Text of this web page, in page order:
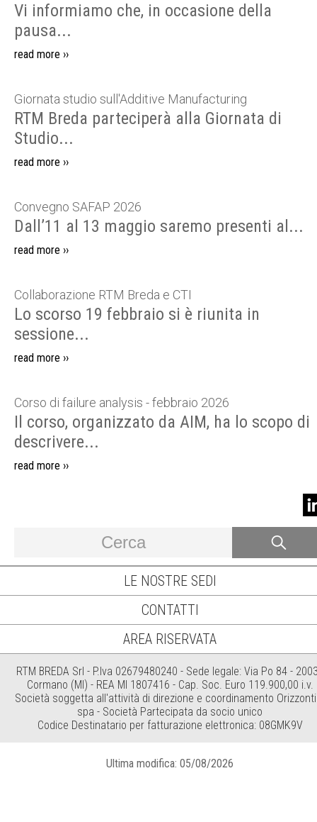
Vi informiamo che, in occasione della
pausa...
read more ››
Giornata studio sull'Additive Manufacturing
RTM Breda parteciperà alla Giornata di
Studio...
read more ››
Convegno SAFAP 2026
Dall’11 al 13 maggio saremo presenti al...
read more ››
Collaborazione RTM Breda e CTI
Lo scorso 19 febbraio si è riunita in
sessione...
read more ››
Corso di failure analysis - febbraio 2026
Il corso, organizzato da AIM, ha lo scopo di
descrivere...
read more ››
LE NOSTRE SEDI
CONTATTI
AREA RISERVATA
RTM BREDA Srl - P.Iva 02679480240 - Sede legale: Via Po 84 -
Cormano (MI) - REA MI 1807416 - Cap. Soc. Euro 119.900,00 i.v.
Società soggetta all'attività di direzione e coordinamento
spa - Società Partecipata da socio unico
Codice Destinatario per fatturazione elettronica: 08GMK9V
Ultima modifica: 05/08/2026